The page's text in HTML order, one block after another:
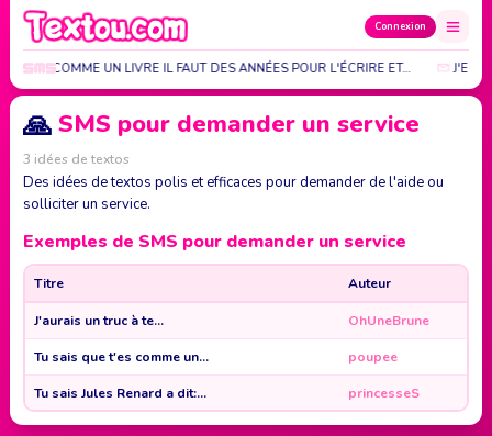
Connexion
EST COMME UN LIVRE IL FAUT DES ANNÉES POUR L'ÉCRIRE ET… J'EN
🙏 SMS pour demander un service
3 idées de textos
Des idées de textos polis et efficaces pour demander de l'aide ou
solliciter un service.
Exemples de SMS pour demander un service
Titre Auteur
J'aurais un truc à te... OhUneBrune
Tu sais que t'es comme un... poupee
Tu sais Jules Renard a dit:... princesseS